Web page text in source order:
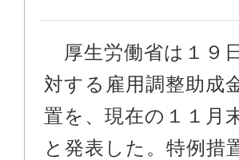
厚生労働省は１９
対する雇用調整助成
置を、現在の１１月
と発表した。特例措